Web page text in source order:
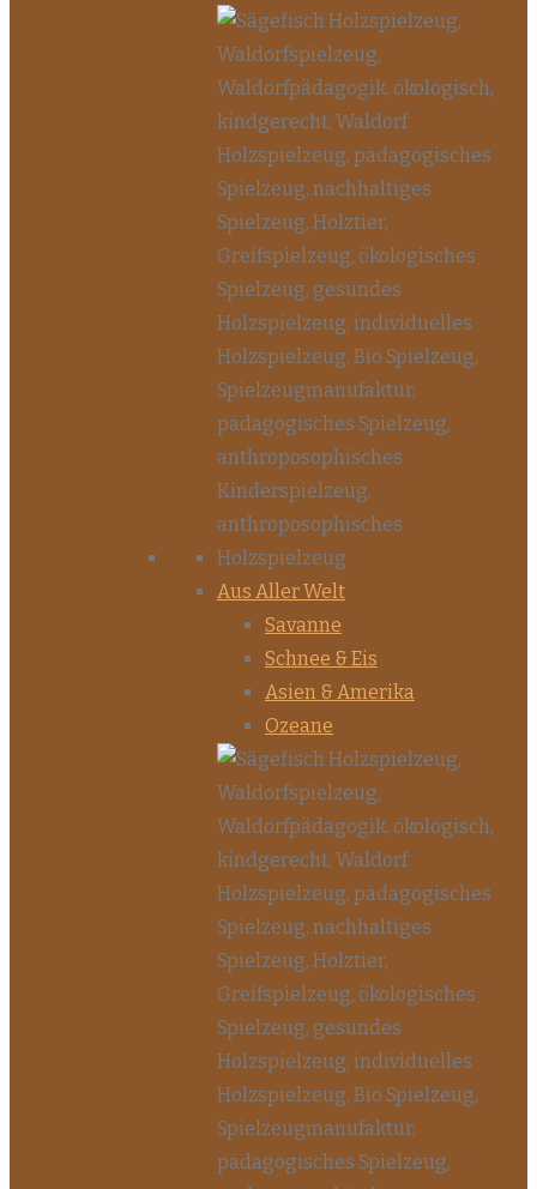
Aus Aller Welt
Savanne
Schnee & Eis
Asien & Amerika
Ozeane